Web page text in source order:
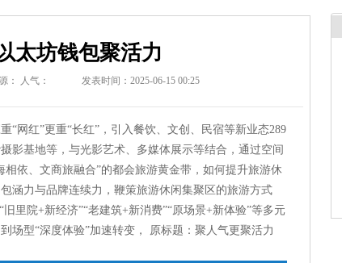
太坊钱包聚活力
： 人气： 发表时间：2025-06-15 00:25
“网红”更重“长红”，引入餐饮、文创、民宿等新业态289
影基地等，与光影艺术、多媒体展示等结合，通过空间
依、文商旅融合”的都会旅游黄金带，如何提升旅游休
涵力与品牌连续力，鞭策旅游休闲集聚区的旅游方式
里院+新经济”“老建筑+新消费”“原场景+新体验”等多元
场型“深度体验”加速转变， 原标题：聚人气更聚活力